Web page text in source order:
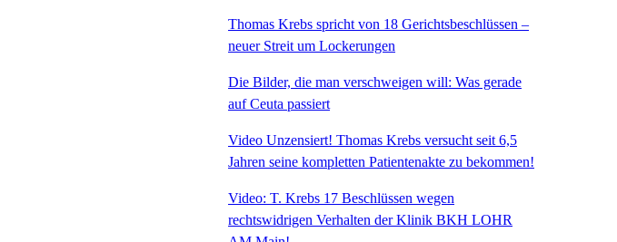
Thomas Krebs spricht von 18 Gerichtsbeschlüssen –
neuer Streit um Lockerungen
Die Bilder, die man verschweigen will: Was gerade
auf Ceuta passiert
Video Unzensiert! Thomas Krebs versucht seit 6,5
Jahren seine kompletten Patientenakte zu bekommen!
Video: T. Krebs 17 Beschlüssen wegen
rechtswidrigen Verhalten der Klinik BKH LOHR